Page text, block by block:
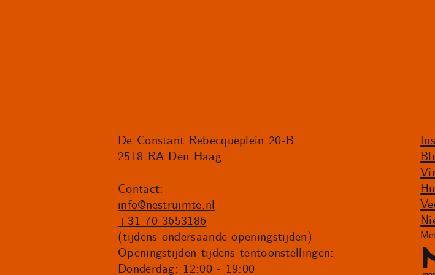
De Constant Rebecqueplein 20-B
2518 RA Den Haag
Contact:
info@nestruimte.nl
+31 70 3653186
(tijdens ondersaande openingstijden)
Openingstijden tijdens tentoonstellingen:
Donderdag: 12:00 - 19:00